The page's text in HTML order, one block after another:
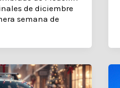
de diciembre
semana de